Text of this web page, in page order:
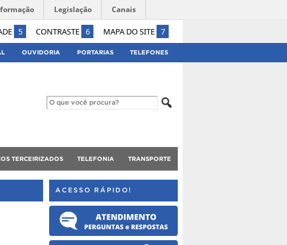
5 CONTRASTE 6 MAPA DO SITE 7
Legislação Canais
OUVIDORIA PORTARIAS TELEFONES
TERCEIRIZADOS TELEFONIA TRANSPORTE
ACESSO RÁPIDO!